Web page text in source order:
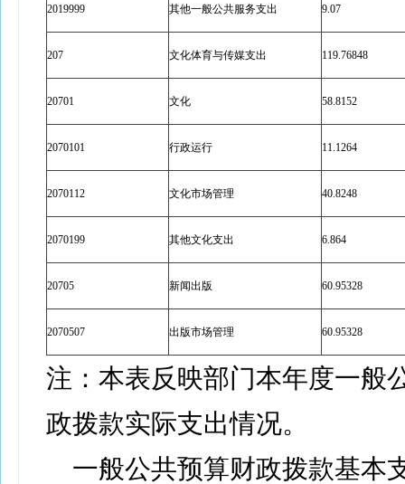
2019999 其他一般公共服务支出 9.07
207 文化体育与传媒支出 119.76848
20701 文化 58.8152
2070101 行政运行 11.1264
2070112 文化市场管理 40.8248
2070199 其他文化支出 6.864
20705 新闻出版 60.95328
2070507 出版市场管理 60.95328
注：本表反映部门本年度一般
政拨款实际支出情况。
一般公共预算财政拨款基本